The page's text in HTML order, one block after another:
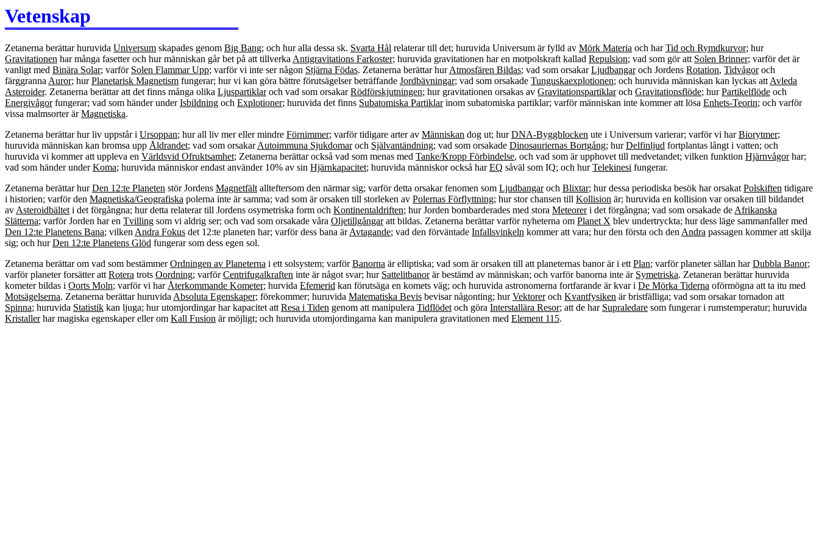
Vetenskap
Zetanerna berättar huruvida Universum skapades genom Big Bang; och hur alla dessa sk. Svarta Hål relaterar till det; huruvida Universum är fylld av Mörk Materia och harTid och Rymdkurvor; hur
Gravitationen har många fasetter och hur människan går bet på att tillverkaAntigravitations Farkoster; huruvida gravitationen har en motpolskraft kallad Repulsion; vad som gör att Solen Brinner; varför det är
vanligt med Binära Solar; varför Solen Flammar Upp; varför vi inte ser någon Stjärna Födas. Zetanerna berättar hurAtmosfären Bildas; vad som orsakarLjudbangaroch Jordens Rotation, Tidvågoroch
färggrannaAuror; hurPlanetarisk Magnetism fungerar; hur vi kan göra bättre förutsägelser beträffande Jordbävningar; vad som orsakade Tunguskaexplotionen; och huruvida människan kan lyckas attAvleda
Asteroider. Zetanerna berättar att det finns många olika Ljuspartiklaroch vad som orsakarRödförskjutningen; hur gravitationen orsakas av Gravitationspartiklaroch Gravitationsflöde; hurPartikelflöde och
Energivågorfungerar; vad som händer underIsbildning och Explotioner; huruvida det finns Subatomiska Partiklarinom subatomiska partiklar; varför människan inte kommer att lösa Enhets-Teorin; och varför
vissa malmsorter ärMagnetiska.
Zetanerna berättar hur liv uppstår i Ursoppan; hur all liv mer eller mindre Förnimmer; varför tidigare arter av Människan dog ut; hurDNA-Byggblocken ute i Universum varierar; varför vi harBiorytmer;
huruvida människan kan bromsa upp Åldrandet; vad som orsakarAutoimmuna Sjukdomaroch Självantändning; vad som orsakade Dinosauriernas Bortgång; hurDelfinljud fortplantas långt i vatten; och
huruvida vi kommer att uppleva en Världsvid Ofruktsamhet; Zetanerna berättar också vad som menas med Tanke/Kropp Förbindelse, och vad som är upphovet till medvetandet; vilken funktion Hjärnvågorhar;
vad som händer underKoma; huruvida människor endast använder 10% av sin Hjärnkapacitet; huruvida människor också harEQ såväl som IQ; och hurTelekinesi fungerar.
Zetanerna berättar hurDen 12:te Planeten stör Jordens Magnetfältallteftersom den närmar sig; varför detta orsakar fenomen som Ljudbangaroch Blixtar; hur dessa periodiska besök har orsakatPolskiften tidigare
i historien; varför den Magnetiska/Geografiska polerna inte är samma; vad som är orsaken till storleken av Polernas Förflyttning; hur stor chansen till Kollision är; huruvida en kollision var orsaken till bildandet
avAsteroidbälteti det förgångna; hur detta relaterar till Jordens osymetriska form och Kontinentaldriften; hur Jorden bombarderades med stora Meteoreri det förgångna; vad som orsakade deAfrikanska
Slätterna; varför Jorden har en Tvilling som vi aldrig ser; och vad som orsakade våra Oljetillgångaratt bildas. Zetanerna berättar varför nyheterna om Planet X blev undertryckta; hur dess läge sammanfaller med
Den 12:te Planetens Bana; vilkenAndra Fokus det 12:te planeten har; varför dess bana ärAvtagande; vad den förväntade Infallsvinkeln kommer att vara; hur den första och denAndra passagen kommer att skilja
sig; och hurDen 12:te Planetens Glöd fungerar som dess egen sol.
Zetanerna berättar om vad som bestämmerOrdningen av Planeterna i ett solsystem; varförBanorna är elliptiska; vad som är orsaken till att planeternas banor är i ettPlan; varför planeter sällan harDubbla Banor;
varför planeter forsätter attRotera trots Oordning; varförCentrifugalkraften inte är något svar; hur Sattelitbanorär bestämd av människan; och varför banorna inte är Symetriska. Zetaneran berättar huruvida
kometer bildas i Oorts Moln; varför vi harÅterkommande Kometer; hurvida Efemerid kan förutsäga en komets väg; och huruvida astronomerna fortfarande är kvar i De Mörka Tiderna oförmögna att ta itu med
Motsägelserna. Zetanerna berättar huruvidaAbsoluta Egenskaper; förekommer; huruvida Matematiska Bevis bevisar någonting; hurVektoreroch Kvantfysiken är bristfälliga; vad som orsakar tornadon att
Spinna; huruvida Statistik kan ljuga; hur utomjordingar har kapacitet attResa i Tiden genom att manipulera Tidflödetoch göra Interstallära Resor; att de har Supraledare som fungerar i rumstemperatur; huruvida
Kristallerhar magiska egenskaper eller om Kall Fusion är möjligt; och huruvida utomjordingarna kan manipulera gravitationen med Element 115.